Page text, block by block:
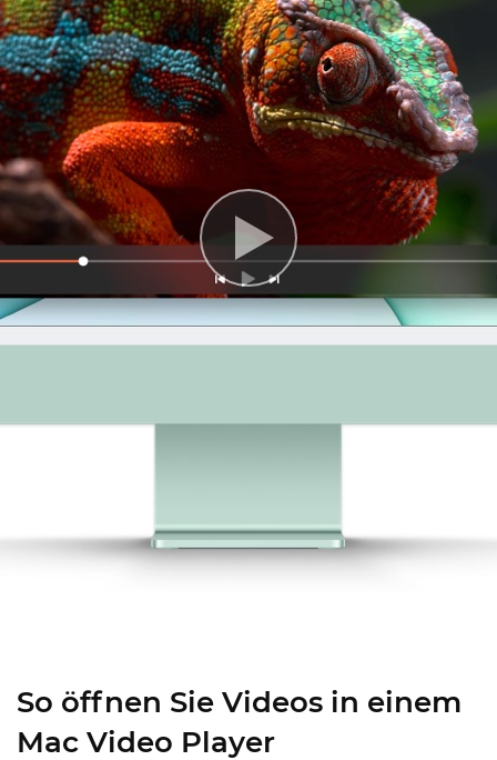
So öffnen Sie Videos in einem
Mac Video Player